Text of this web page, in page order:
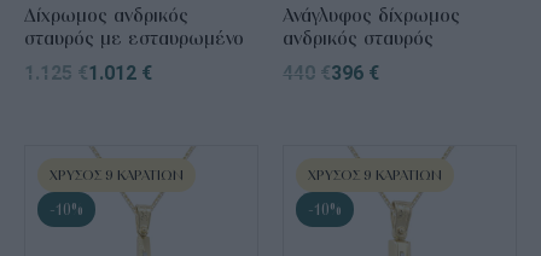
Δίχρωμος ανδρικός
σταυρός με εσταυρωμένο
1.125 €1.012 €
Ανάγλυφος δίχρωμος
ανδρικός σταυρός
440 €396 €
ΧΡΥΣΌΣ 9 ΚΑΡΑΤΊΩΝ
-10%
ΧΡΥΣΌΣ 9 ΚΑΡΑΤΊΩΝ
-10%